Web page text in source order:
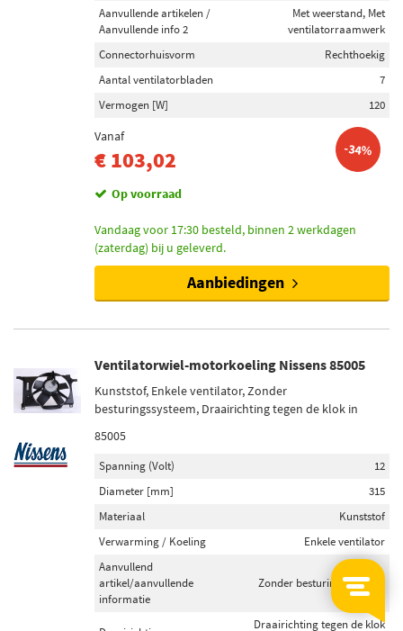
Aanvullende artikelen /
Aanvullende info 2
Met weerstand, Met
ventilatorraamwerk
Connectorhuisvorm
Rechthoekig
Aantal ventilatorbladen
7
Vermogen [W]
120
Vanaf
€ 103,02 -34%
Op voorraad
Vandaag voor 17:30 besteld, binnen 2 werkdagen
(zaterdag) bij u geleverd.
Aanbiedingen
Ventilatorwiel-motorkoeling Nissens 85005
Kunststof, Enkele ventilator, Zonder
besturingssysteem, Draairichting tegen de klok in
85005
Spanning (Volt)
12
Diameter [mm]
315
Materiaal
Kunststof
Verwarming / Koeling
Enkele ventilator
Aanvullend
artikel/aanvullende
informatie
Zonder besturingssysteem
Draairichting tegen de klok